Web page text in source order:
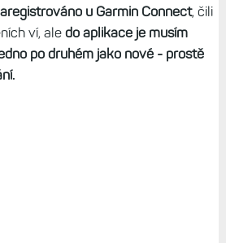
u Garmin Connect, čili
ví, ale do aplikace je musím
po druhém jako nové - prostě